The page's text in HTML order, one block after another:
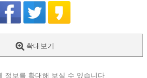
확대보기
정보를 확대해 보실 수 있습니다